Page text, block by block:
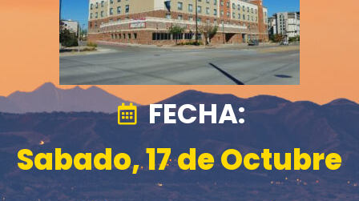
FECHA:
Sabado, 17 de Octubre